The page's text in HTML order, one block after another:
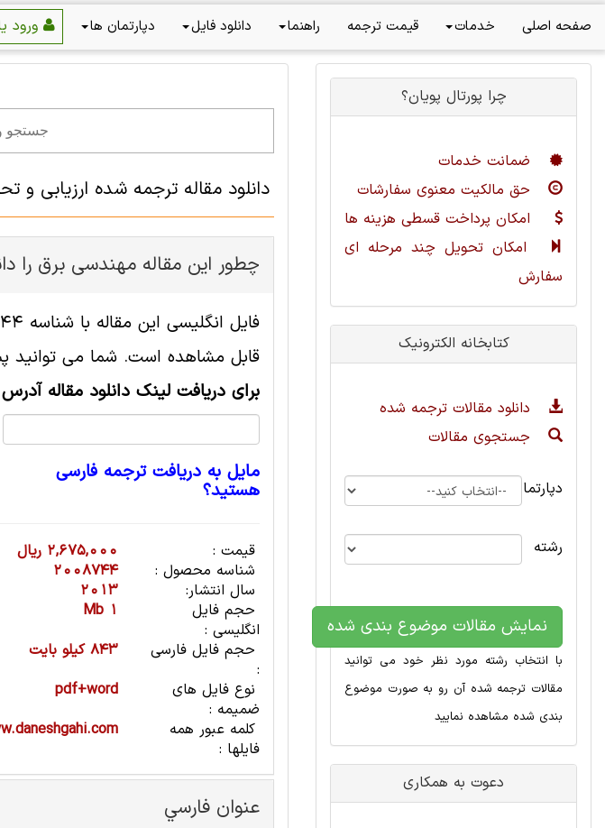
صفحه اصلی خدمات قیمت ترجمه راهنما دانلود فایل دپارتمان ها
دانلود مقاله ترجمه شده ارزیابی
چطور این مقاله مهندسی برق را
قابل مشاهده است. شما می توانید
برای دریافت لینک دانلود مقاله
مایل به دریافت ترجمه فارسی
هستید؟
قیمت :
2,675,000 ریال
شناسه محصول :
2008744
سال انتشار:
2013
حجم فایل
انگلیسی :
1 Mb
حجم فایل فارسی
:
843 کیلو بایت
نوع فایل های
ضمیمه :
pdf+word
کلمه عبور همه
فایلها :
عنوان فارسي
چرا پورتال پویان؟
ضمانت خدمات
حق مالکیت معنوی سفارشات
امکان پرداخت قسطی هزینه ها
امکان تحویل چند مرحله ای
سفارش
کتابخانه الکترونیک
دانلود مقالات ترجمه شده
جستجوی مقالات
دپارتمان
رشته
نمایش مقالات موضوع بندی شده
با انتخاب رشته مورد نظر خود می توانید
مقالات ترجمه شده آن رو به صورت موضوع
بندی شده مشاهده نمایید
دعوت به همکاری